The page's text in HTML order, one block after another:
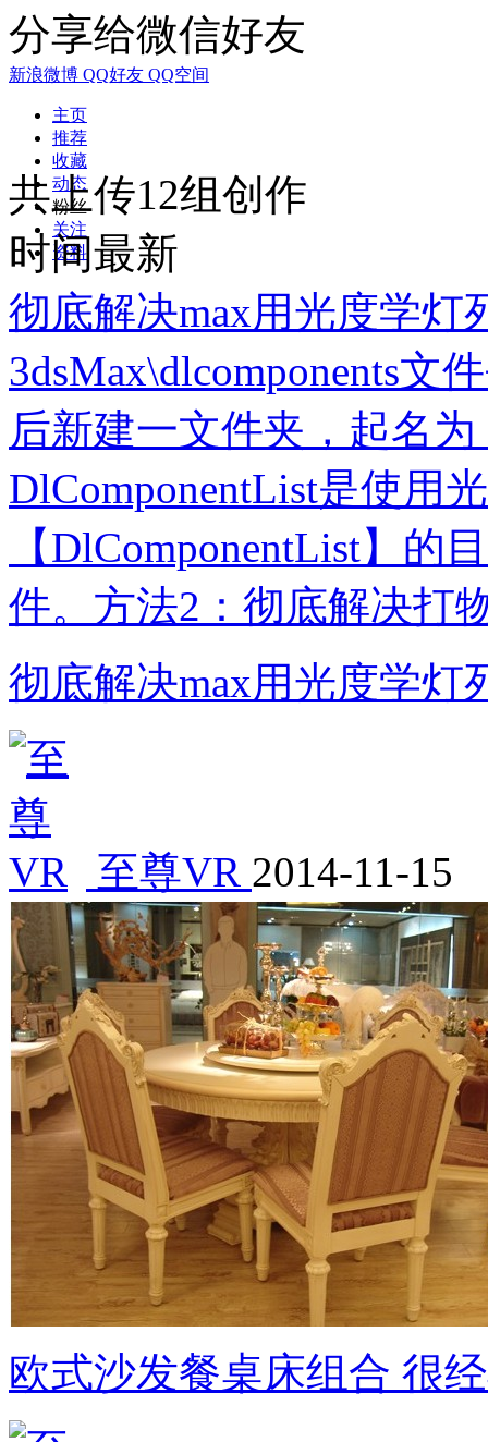
分享给微信好友
新浪微博 QQ好友 QQ空间
主页
推荐
收藏
动态
粉丝
关注
资料
共上传12组创作
时间最新
彻底解决max用光度学灯
3dsMax\dlcomponents文
后新建一文件夹，起名
DlComponentList是使用
【DlComponentList】的
件。方法2：彻底解决打
彻底解决max用光度学灯
至尊VR 2014-11-15
欧式沙发餐桌床组合 很